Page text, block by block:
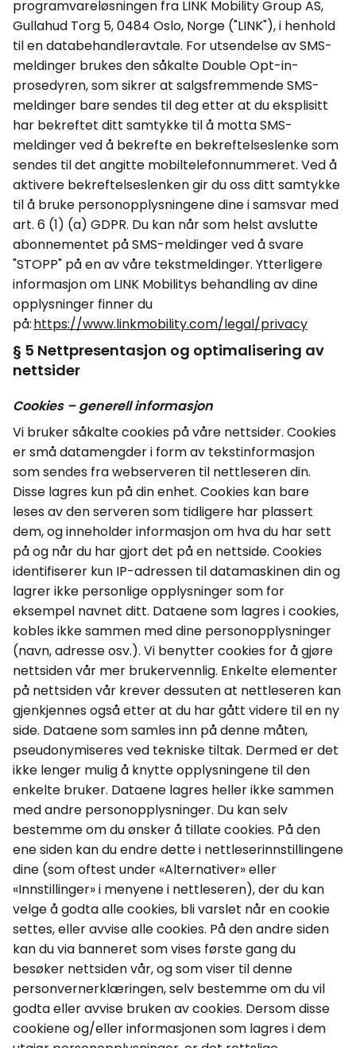
programvareløsningen fra LINK MobilityGroup AS,
Gullahud Torg 5, 0484 Oslo, Norge ("LINK"), i henhold
til en databehandleravtale. For utsendelse av SMS-
meldinger brukes den såkalte DoubleOpt-in-
prosedyren, som sikrer at salgsfremmende SMS-
meldinger bare sendes til deg etter at du eksplisitt
har bekreftet ditt samtykke til å motta SMS-
meldinger ved å bekrefte en bekreftelseslenke som
sendes til det angitte mobiltelefonnummeret. Ved å
aktivere bekreftelseslenken gir du oss ditt samtykke
til å bruke personopplysningene dine i samsvar med
art. 6 (1) (a) GDPR. Du kan når som helst avslutte
abonnementet på SMS-meldinger ved å svare
"STOPP" på en av våre tekstmeldinger. Ytterligere
informasjon om LINK Mobilitys behandling av dine
opplysninger finner du
på:https://www.linkmobility.com/legal/privacy
§ 5 Nettpresentasjon og optimalisering av
nettsider
Cookies– generell informasjon
Vi bruker såkaltecookies på våre nettsider. Cookies
er små datamengder i form av tekstinformasjon
som sendes fra webserveren til nettleseren din.
Disse lagres kun på din enhet. Cookies kan bare
leses av den serveren som tidligere har plassert
dem, og inneholder informasjon om hva du har sett
på og når du har gjort det på en nettside. Cookies
identifiserer kun IP-adressen til datamaskinen din og
lagrer ikke personlige opplysninger som for
eksempel navnet ditt. Dataene som lagres icookies,
kobles ikke sammen med dine personopplysninger
(navn, adresse osv.). Vi benyttercookies for å gjøre
nettsiden vår mer brukervennlig. Enkelte elementer
på nettsiden vår krever dessuten at nettleseren kan
gjenkjennes også etter at du har gått videre til en ny
side. Dataene som samles inn på denne måten,
pseudonymiseresved tekniske tiltak. Dermed er det
ikke lenger mulig å knytte opplysningene til den
enkelte bruker. Dataene lagres heller ikke sammen
med andre personopplysninger. Du kan selv
bestemme om du ønsker å tillatecookies. På den
ene siden kan du endre dette i nettleserinnstillingene
dine (som oftest under «Alternativer» eller
«Innstillinger» i menyene i nettleseren), der du kan
velge å godta allecookies, bli varslet når encookie
settes, eller avvise allecookies. På den andre siden
kan du via banneret som vises første gang du
besøker nettsiden vår, og som viser til denne
personvernerklæringen, selv bestemme om du vil
godta eller avvise bruken avcookies. Dersom disse
cookieneog/eller informasjonen som lagres i dem